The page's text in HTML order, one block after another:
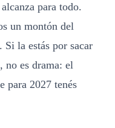
para todo.
un montón del
la estás por sacar
no es drama: el
para 2027 tenés